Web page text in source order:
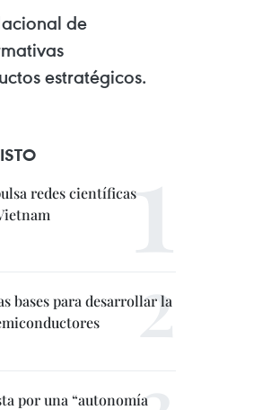
de
estratégicos.
redes científicas
bases para desarrollar la
por una “autonomía